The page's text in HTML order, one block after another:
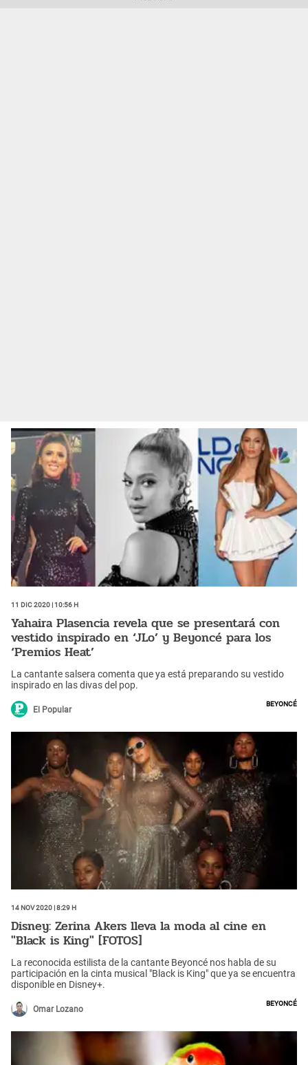
11 Dic 2020 | 10:56 h
Yahaira Plasencia revela que se presentará con
vestido inspirado en ‘JLo’ y Beyoncé para los
‘Premios Heat’
La cantante salsera comenta que ya está preparando su vestido
inspirado en las divas del pop.
El Popular
Beyoncé
14 Nov 2020 | 8:29 h
Disney: Zerina Akers lleva la moda al cine en
"Black is King" [FOTOS]
La reconocida estilista de la cantante Beyoncé nos habla de su
participación en la cinta musical "Black is King" que ya se encuentra
disponible en Disney+.
Omar Lozano
Beyoncé